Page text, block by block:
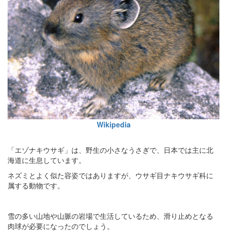
Wikipedia
「エゾナキウサギ」は、野生の小さなうさぎで、日本では主に北
海道に生息しています。
ネズミとよく似た容姿ではありますが、ウサギ目ナキウサギ科に
属する動物です。
雪の多い山地や山脈の岩場で生活しているため、滑り止めとなる
肉球が必要になったのでしょう。